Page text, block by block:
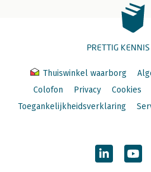
PRETTIG
Thuiswinkel waarborg
Colofon
Privacy Cookies
Toegankelijkheidsverklaring